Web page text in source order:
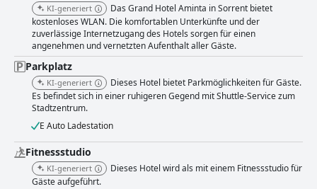
KI-generiert
Das Grand Hotel Aminta in Sorrent bietet
kostenloses WLAN. Die komfortablen Unterkünfte und der
zuverlässige Internetzugang des Hotels sorgen für einen
angenehmen und vernetzten Aufenthalt aller Gäste.
Parkplatz
KI-generiert
Dieses Hotel bietet Parkmöglichkeiten für Gäste.
Es befindet sich in einer ruhigeren Gegend mit Shuttle-Service zum
Stadtzentrum.
E Auto Ladestation
Fitnessstudio
KI-generiert
Dieses Hotel wird als mit einem Fitnessstudio für
Gäste aufgeführt.